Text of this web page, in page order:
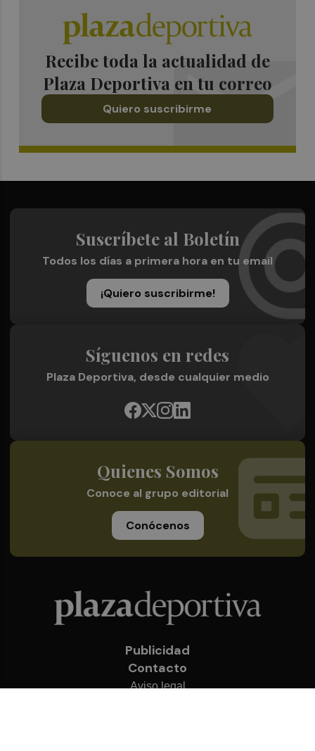
Recibe toda la actualidad de
Plaza Deportiva en tu correo
Quiero suscribirme
Suscríbete al Boletín
Todos los días a primera hora en tu email
¡Quiero suscribirme!
Síguenos en redes
Plaza Deportiva, desde cualquier medio
Quienes Somos
Conoce al grupo editorial
Conócenos
Publicidad
Contacto
Aviso legal